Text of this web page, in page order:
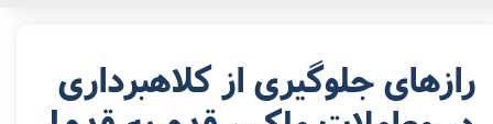
رازهای جلوگیری از کلاهبرداری